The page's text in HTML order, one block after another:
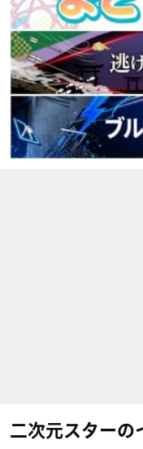
二次元スターの